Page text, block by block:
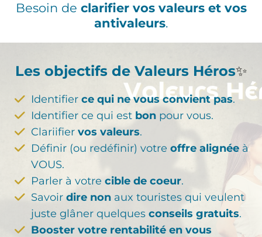
Besoin de clarifier vos valeurs et vos
antivaleurs.
Les objectifs de Valeurs Héros✨
Identifier ce qui ne vous convient pas.
Identifier ce qui est bon pour vous.
Clariifier vos valeurs.
Définir (ou redéfinir) votre offre alignée à
VOUS.
Parler à votre cible de coeur.
Savoir dire non aux touristes qui veulent
juste glâner quelques conseils gratuits.
Booster votre rentabilité en vous